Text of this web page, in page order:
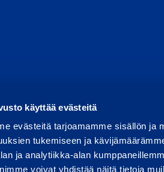
käyttää evästeitä
evästeitä tarjoamamme sisällön ja
tukemiseen ja
ja analytiikka-alan
voivat yhdistää näitä tietoja
Integritets Rapportera missbruk